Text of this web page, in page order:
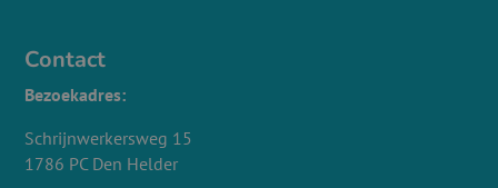
Contact
Bezoekadres:
Schrijnwerkersweg 15
1786 PC Den Helder